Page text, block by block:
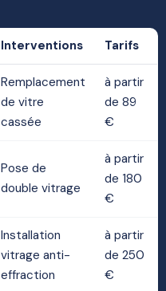
Interventions Tarifs
Remplacement
de vitre
cassée
à partir
de 89
€
Pose de
double vitrage
à partir
de 180
€
Installation
vitrage anti-
effraction
à partir
de 250
€